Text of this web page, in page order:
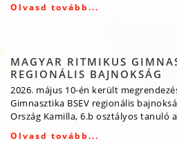
Olvasd tovább...
MAGYAR RITMIKUS
REGIONÁLIS BAJNOKSÁG
2026. május 10-én került
Gimnasztika BSEV regionális
Ország Kamilla, 6.b osztályos tanuló a
Olvasd tovább...